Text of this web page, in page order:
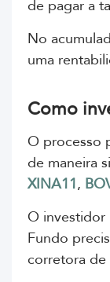
de pagar a
No
uma
Como
O processo
de maneira
XINA11,
O investidor
Fundo
corretora